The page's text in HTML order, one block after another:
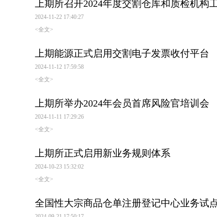
上期所召开2024年度交割仓库和质检机构
2024-11-22 17:40:27
<全文>
上期能源正式启用交割电子发票收付平台
2024-11-12 17:59:58
<全文>
上期所举办2024年会员首席风险官培训会
2024-11-11 17:29:26
<全文>
上期所正式启用新业务规则体系
2024-10-23 15:32:02
<全文>
全国性大宗商品仓单注册登记中心业务试